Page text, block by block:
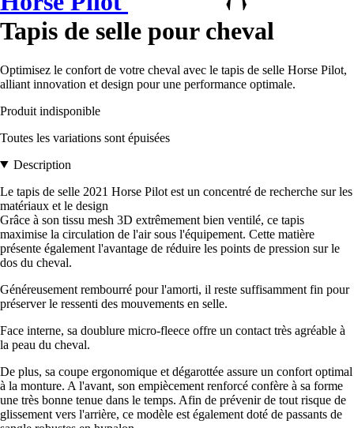
Tapis de selle pour cheval
Optimisez le confort de votre cheval avec le tapis de selle Horse Pilot,
alliant innovation et design pour une performance optimale.
Produit indisponible
Toutes les variations sont épuisées
Description
Le tapis de selle 2021 Horse Pilot est un concentré de recherche sur les
matériaux et le design
Grâce à son tissu mesh 3D extrêmement bien ventilé, ce tapis
maximise la circulation de l'air sous l'équipement. Cette matière
présente également l'avantage de réduire les points de pression sur le
dos du cheval.
Généreusement rembourré pour l'amorti, il reste suffisamment fin pour
préserver le ressenti des mouvements en selle.
Face interne, sa doublure micro-fleece offre un contact très agréable à
la peau du cheval.
De plus, sa coupe ergonomique et dégarottée assure un confort optimal
à la monture. A l'avant, son empiècement renforcé confère à sa forme
une très bonne tenue dans le temps. Afin de prévenir de tout risque de
glissement vers l'arrière, ce modèle est également doté de passants de